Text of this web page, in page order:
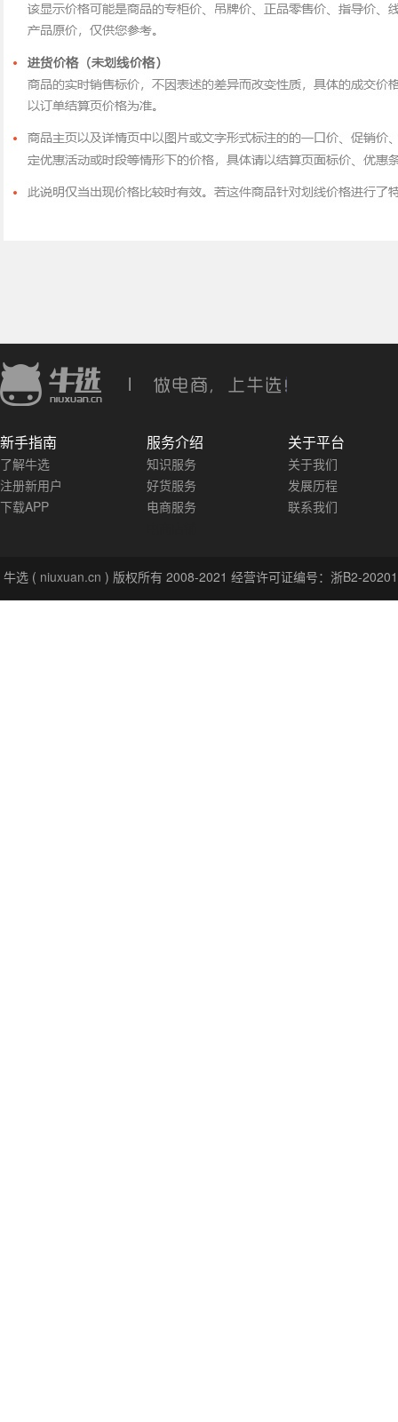
|
新手指南
了解牛选
注册新用户
下载APP
服务介绍
知识服务
好货服务
电商服务
关于平台
关于我们
发展历程
联系我们
牛选 ( niuxuan.cn ) 版权所有 2008-2021 经营许可证编号：浙B2-